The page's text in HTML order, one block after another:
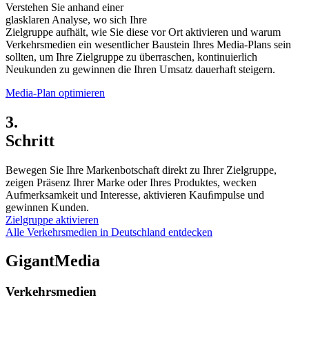
Verstehen Sie anhand einer
glasklaren Analyse, wo sich Ihre
Zielgruppe aufhält, wie Sie diese vor Ort aktivieren und warum
Verkehrsmedien ein wesentlicher Baustein Ihres Media-Plans sein
sollten, um Ihre Zielgruppe zu überraschen, kontinuierlich
Neukunden zu gewinnen die Ihren Umsatz dauerhaft steigern.
Media-Plan optimieren
3.
Schritt
Bewegen Sie Ihre Markenbotschaft direkt zu Ihrer Zielgruppe,
zeigen Präsenz Ihrer Marke oder Ihres Produktes, wecken
Aufmerksamkeit und Interesse, aktivieren Kauﬁmpulse und
gewinnen Kunden.
Zielgruppe aktivieren
Alle Verkehrsmedien in Deutschland entdecken
GigantMedia
Verkehrsmedien